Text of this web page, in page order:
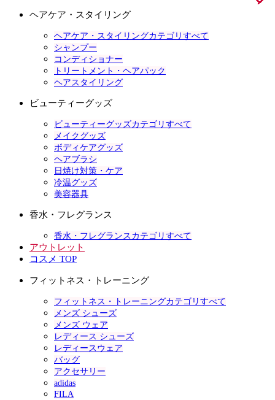
ヘアケア・スタイリング
ヘアケア・スタイリングカテゴリすべて
シャンプー
コンディショナー
トリートメント・ヘアパック
ヘアスタイリング
ビューティーグッズ
ビューティーグッズカテゴリすべて
メイクグッズ
ボディケアグッズ
ヘアブラシ
日焼け対策・ケア
冷温グッズ
美容器具
香水・フレグランス
香水・フレグランスカテゴリすべて
アウトレット
コスメ TOP
フィットネス・トレーニング
フィットネス・トレーニングカテゴリすべて
メンズ シューズ
メンズ ウェア
レディース シューズ
レディースウェア
バッグ
アクセサリー
adidas
FILA